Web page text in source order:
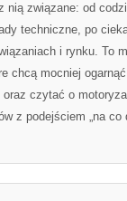
nią związane: od
techniczne, po
i rynku. To
chcą mocniej
czytać o
z podejściem „na